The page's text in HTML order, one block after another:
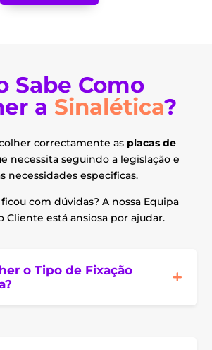
Sabe Como
a Sinalética?
correctamente as placas de
necessita seguindo a legislação e
necessidades especificas.
com dúvidas? A nossa Equipa
Cliente está ansiosa por ajudar.
o Tipo de Fixação